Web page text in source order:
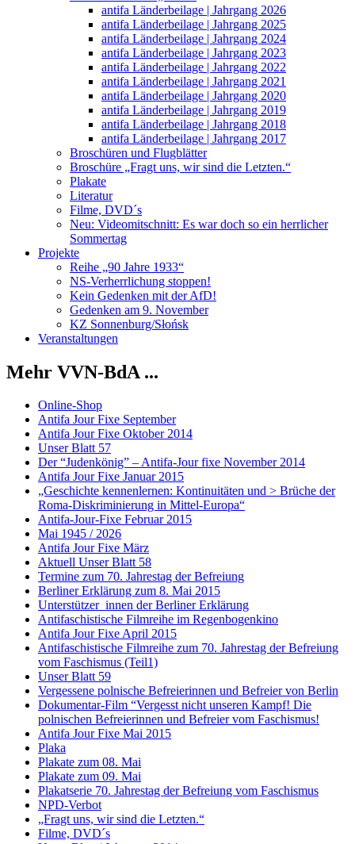
antifa Länderbeilage | Jahrgang 2026
antifa Länderbeilage | Jahrgang 2025
antifa Länderbeilage | Jahrgang 2024
antifa Länderbeilage | Jahrgang 2023
antifa Länderbeilage | Jahrgang 2022
antifa Länderbeilage | Jahrgang 2021
antifa Länderbeilage | Jahrgang 2020
antifa Länderbeilage | Jahrgang 2019
antifa Länderbeilage | Jahrgang 2018
antifa Länderbeilage | Jahrgang 2017
Broschüren und Flugblätter
Broschüre „Fragt uns, wir sind die Letzten.“
Plakate
Literatur
Filme, DVD´s
Neu: Videomitschnitt: Es war doch so ein herrlicher
Sommertag
Projekte
Reihe „90 Jahre 1933“
NS-Verherrlichung stoppen!
Kein Gedenken mit der AfD!
Gedenken am 9. November
KZ Sonnenburg/Słońsk
Veranstaltungen
Mehr VVN-BdA ...
Online-Shop
Antifa Jour Fixe September
Antifa Jour Fixe Oktober 2014
Unser Blatt 57
Der “Judenkönig” – Antifa-Jour fixe November 2014
Antifa Jour Fixe Januar 2015
„Geschichte kennenlernen: Kontinuitäten und > Brüche der
Roma-Diskriminierung in Mittel-Europa“
Antifa-Jour-Fixe Februar 2015
Mai 1945 / 2026
Antifa Jour Fixe März
Aktuell Unser Blatt 58
Termine zum 70. Jahrestag der Befreiung
Berliner Erklärung zum 8. Mai 2015
Unterstützer_innen der Berliner Erklärung
Antifaschistische Filmreihe im Regenbogenkino
Antifa Jour Fixe April 2015
Antifaschistische Filmreihe zum 70. Jahrestag der Befreiung
vom Faschismus (Teil1)
Unser Blatt 59
Vergessene polnische Befreierinnen und Befreier von Berlin
Dokumentar-Film “Vergesst nicht unseren Kampf! Die
polnischen Befreierinnen und Befreier vom Faschismus!
Antifa Jour Fixe Mai 2015
Plaka
Plakate zum 08. Mai
Plakate zum 09. Mai
Plakatserie 70. Jahrestag der Befreiung vom Faschismus
NPD-Verbot
„Fragt uns, wir sind die Letzten.“
Filme, DVD´s